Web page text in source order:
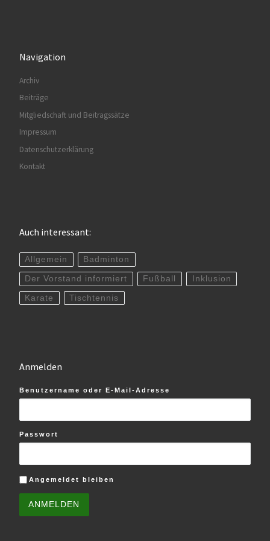
Navigation
Archiv
Beiträge
Mitgliedschaft und Beitragssätze
Impressum
Datenschutzerklärung
Kontakt
Auch interessant:
Allgemein Badminton
Der Vorstand informiert Fußball Inklusion
Karate Tischtennis
Anmelden
Benutzername oder E-Mail-Adresse
Passwort
Angemeldet bleiben
ANMELDEN